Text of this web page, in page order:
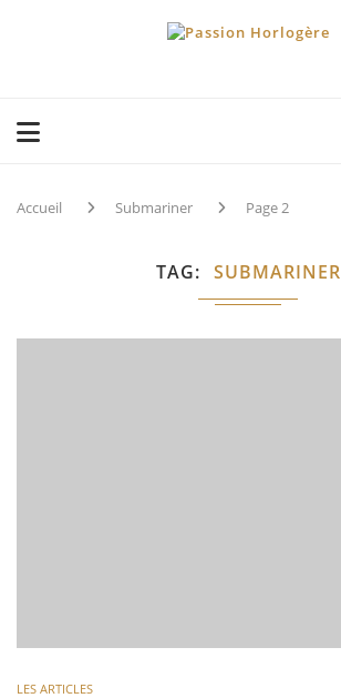
Accueil Submariner Page 2
TAG SUBMARINER
LES ARTICLES